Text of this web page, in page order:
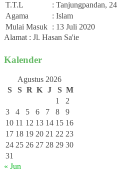
T.T.L
: Tanjungpandan,
Agama
: Islam
Mulai Masuk : 13 Juli 2020
Alamat : Jl. Hasan Sa'ie
Kalender
Agustus 2026
S
S R K J S M
1
2
3
4 5 6 7 8
9
10 11 12 13 14 15 16
17 18 19 20 21 22 23
24 25 26 27 28 29 30
31
« Jun